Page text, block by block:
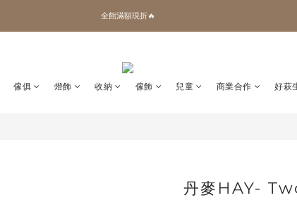
✨加入會員 即領100購物金🎫
全館滿額現折🔥
傢俱 燈飾 收納 傢飾 兒童 商業合作 好萩
丹麥HAY-